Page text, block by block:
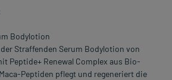
Bodylotion
Straffenden Serum Bodylotion von
Peptide+ Renewal Complex aus Bio-
Peptiden pflegt und regeneriert die